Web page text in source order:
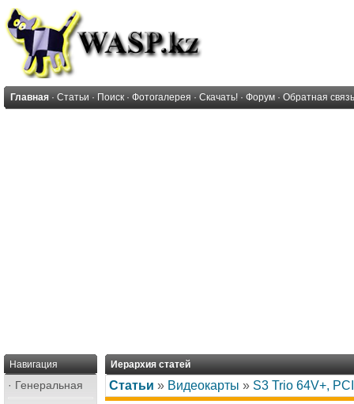
Главная · Статьи · Поиск · Фотогалерея · Скачать! · Форум · Обратная связь
Навигация
· Генеральная
Иерархия статей
Статьи » Видеокарты » S3 Trio 64V+,